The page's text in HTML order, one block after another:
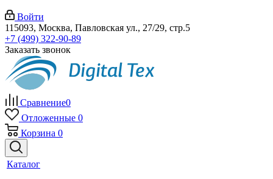
Войти
115093, Москва, Павловская ул., 27/29, стр.5
+7 (499) 322-90-89
Заказать звонок
Сравнение0
Отложенные 0
Корзина 0
Каталог